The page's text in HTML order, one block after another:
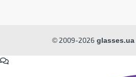
© 2009-2026 glasses.ua